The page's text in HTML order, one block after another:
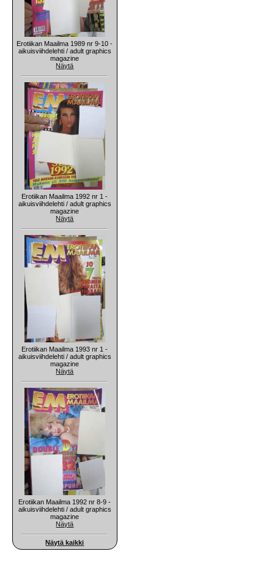
Erotiikan Maailma 1989 nr 9-10 -
aikuisviihdelehti / adult graphics
magazine
Näytä
Erotiikan Maailma 1992 nr 1 -
aikuisviihdelehti / adult graphics
magazine
Näytä
Erotiikan Maailma 1993 nr 1 -
aikuisviihdelehti / adult graphics
magazine
Näytä
Erotiikan Maailma 1992 nr 8-9 -
aikuisviihdelehti / adult graphics
magazine
Näytä
Näytä kaikki